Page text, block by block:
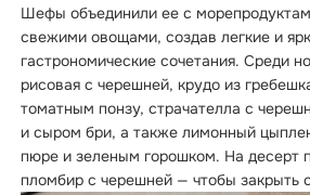
Шефы объединили ее с
свежими овощами, создав легкие и
гастрономические сочетания. Среди
рисовая с черешней, крудо из
томатным понзу, страчателла с
и сыром бри, а также лимонный
пюре и зеленым горошком. На десерт
пломбир с черешней — чтобы закрыть